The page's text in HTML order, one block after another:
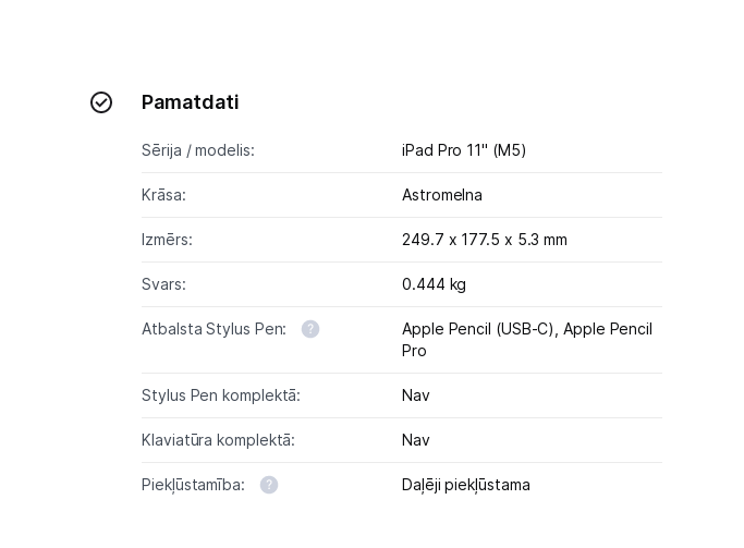
Pamatdati
Sērija / modelis: iPad Pro 11" (M5)
Krāsa: Astromelna
Izmērs: 249.7 x 177.5 x 5.3 mm
Svars: 0.444 kg
Atbalsta Stylus Pen: Apple Pencil (USB-C),Apple Pencil
Pro
Stylus Pen komplektā: Nav
Klaviatūra komplektā: Nav
Piekļūstamība: Daļēji piekļūstama